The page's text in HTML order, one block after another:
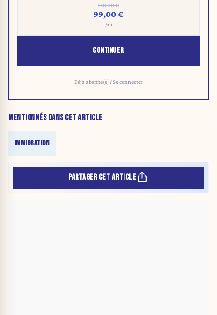
120,00 €
99,00 €
/an
CONTINUER
Déjà abonné(e) ?Se connecter
MENTIONNÉS DANS CET ARTICLE
IMMIGRATION
PARTAGER CET ARTICLE